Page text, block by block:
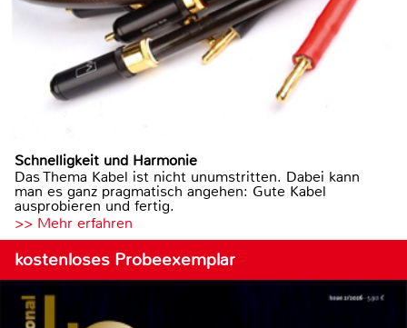
Schnelligkeit und Harmonie
Das Thema Kabel ist nicht unumstritten. Dabei kann
man es ganz pragmatisch angehen: Gute Kabel
ausprobieren und fertig.
>> Mehr erfahren
kostenloses Probeexemplar